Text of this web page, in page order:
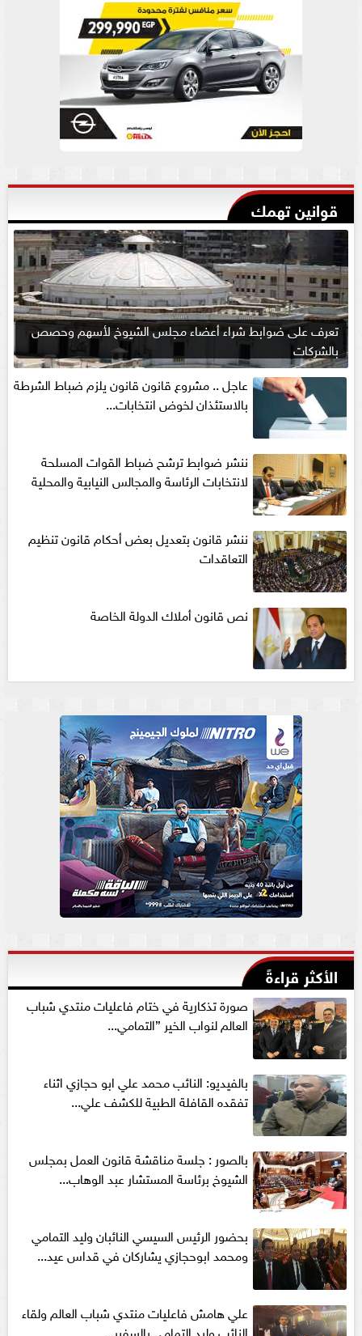
قوانين تهمك
تعرف على ضوابط شراء أعضاء مجلس الشيوخ لأسهم وحصص
بالشركات
عاجل .. مشروع قانون قانون يلزم ضباط الشرطة
بالاستئذان لخوض انتخابات...
ننشر ضوابط ترشح ضباط القوات المسلحة
لانتخابات الرئاسة والمجالس النيابية والمحلية‎
ننشر قانون بتعديل بعض أحكام قانون تنظيم
التعاقدات
نص قانون أملاك الدولة الخاصة
الأكثر قراءةً
صورة تذكارية في ختام فاعليات منتدي شباب
العالم لنواب الخير ”التمامي...
بالفيديو: النائب محمد علي ابو حجازي اثناء
تفقده القافلة الطبية للكشف علي...
بالصور : جلسة مناقشة قانون العمل بمجلس
الشيوخ برئاسة المستشار عبد الوهاب...
بحضور الرئيس السيسي النائبان وليد التمامي
ومحمد ابوحجازي يشاركان في قداس عيد...
علي هامش فاعليات منتدي شباب العالم ولقاء
النائب وليد التمامي بالسفير...